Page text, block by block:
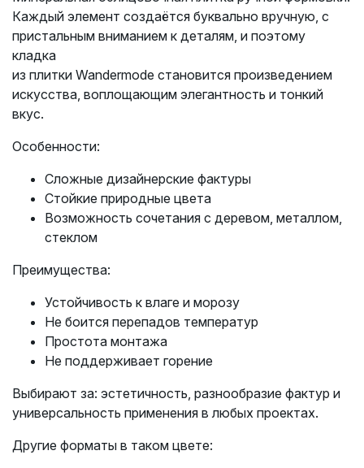
Каждый элемент создаётся буквально вручную, с
пристальным вниманием к деталям, и поэтому
кладка
из плитки Wandermode становится произведением
искусства, воплощающим элегантность и тонкий
вкус.
Особенности:
Сложные дизайнерские фактуры
Стойкие природные цвета
Возможность сочетания с деревом, металлом,
стеклом
Преимущества:
Устойчивость к влаге и морозу
Не боится перепадов температур
Простота монтажа
Не поддерживает горение
Выбирают за: эстетичность, разнообразие фактур и
универсальность применения в любых проектах.
Другие форматы в таком цвете: